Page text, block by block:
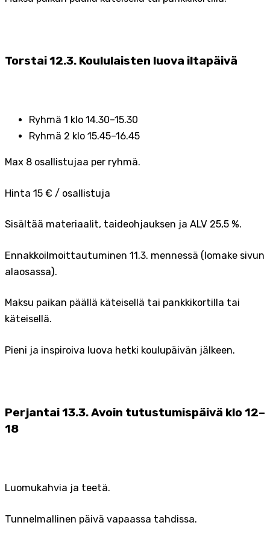
Torstai 12.3. Koululaisten luova iltapäivä
Ryhmä 1 klo 14.30–15.30
Ryhmä 2 klo 15.45–16.45
Max 8 osallistujaa per ryhmä.
Hinta 15 € / osallistuja
Sisältää materiaalit, taideohjauksen ja ALV 25,5 %.
Ennakkoilmoittautuminen 11.3. mennessä (lomake sivun
alaosassa).
Maksu paikan päällä käteisellä tai pankkikortilla tai
käteisellä.
Pieni ja inspiroiva luova hetki koulupäivän jälkeen.
Perjantai 13.3. Avoin tutustumispäivä klo 12–
18
Luomukahvia ja teetä.
Tunnelmallinen päivä vapaassa tahdissa.